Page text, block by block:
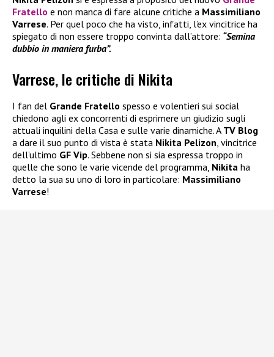
Fratello e non manca di fare alcune critiche a Massimiliano
Varrese. Per quel poco che ha visto, infatti, l’ex vincitrice ha
spiegato di non essere troppo convinta dall’attore: “Semina
dubbio in maniera furba”.
Varrese, le critiche di Nikita
I fan del Grande Fratello spesso e volentieri sui social
chiedono agli ex concorrenti di esprimere un giudizio sugli
attuali inquilini della Casa e sulle varie dinamiche. A TV Blog
a dare il suo punto di vista è stata Nikita Pelizon , vincitrice
dell’ultimo GF Vip. Sebbene non si sia espressa troppo in
quelle che sono le varie vicende del programma, Nikita ha
detto la sua su uno di loro in particolare: Massimiliano
Varrese!